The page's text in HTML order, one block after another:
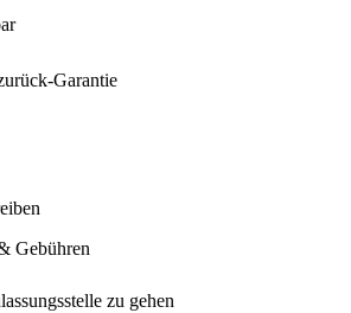
Garantie
Gebühren
zu gehen